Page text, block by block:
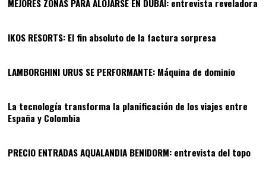
MEJORES ZONAS PARA ALOJARSE EN DUBAI: entrevista reveladora
11
IKOS RESORTS: El fin absoluto de la factura sorpresa
LAMBORGHINI URUS SE PERFORMANTE: Máquina de dominio13
La tecnología transforma la planificación de los viajes entre
España y Colombia
PRECIO ENTRADAS AQUALANDIA BENIDORM: entrevista del topo